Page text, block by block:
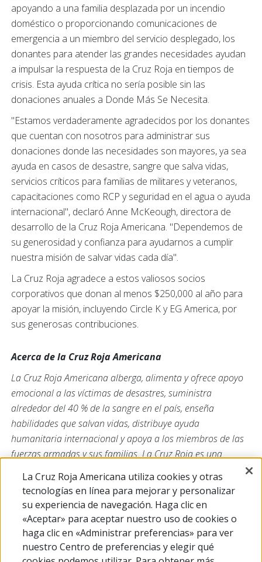
apoyando a una familia desplazada por un incendio
doméstico o proporcionando comunicaciones de
emergencia a un miembro del servicio desplegado, los
donantes para atender las grandes necesidades ayudan
a impulsar la respuesta de la Cruz Roja en tiempos de
crisis. Esta ayuda crítica no sería posible sin las
donaciones anuales a Donde Más Se Necesita.
"Estamos verdaderamente agradecidos por los donantes
que cuentan con nosotros para administrar sus
donaciones donde las necesidades son mayores, ya sea
ayuda en casos de desastre, sangre que salva vidas,
servicios críticos para familias de militares y veteranos,
capacitaciones como RCP y seguridad en el agua o ayuda
internacional", declaró Anne McKeough, directora de
desarrollo de la Cruz Roja Americana. "Dependemos de
su generosidad y confianza para ayudarnos a cumplir
nuestra misión de salvar vidas cada día".
La Cruz Roja agradece a estos valiosos socios
corporativos que donan al menos $250,000 al año para
apoyar la misión, incluyendo Circle K y EG America, por
sus generosas contribuciones.
Acerca de la Cruz Roja Americana
La Cruz Roja Americana alberga, alimenta y ofrece apoyo
emocional a las víctimas de desastres, suministra
alrededor del 40 % de la sangre en el país, enseña
habilidades que salvan vidas, distribuye ayuda
humanitaria internacional y apoya a los miembros de las
fuerzas armadas y sus familias. La Cruz Roja es una
voluntarios y de la generosidad del pueblo estadounidense
para cumplir su misión. Para obtener más información,
visiteredcross.orgoCruzRojaAmericana.org, o síganos en
las redes sociales.
La Cruz Roja Americana utiliza cookies y otras
tecnologías en línea para mejorar y personalizar
su experiencia de navegación. Haga clic en
«Aceptar» para aceptar nuestro uso de cookies o
haga clic en «Administrar preferencias» para ver
nuestro Centro de preferencias y elegir qué